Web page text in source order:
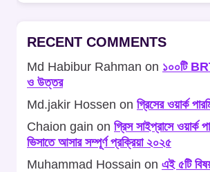
RECENT COMMENTS
Md Habibur Rahman on ১০০টি
ও উত্তর
Md.jakir Hossen on গ্রিসের ওয়ার্ক
Chaion gain on গ্রিস সাইপ্রাসে ওয়ার্ক
ভিসাতে আসার সম্পূর্ণ প্রক্রিয়া ২০২৫
Muhammad Hossain on এই ৫টি